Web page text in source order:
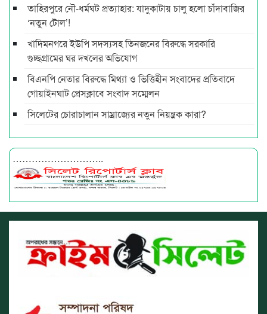
তাহিরপুরে নৌ-ধর্মঘট প্রত্যাহার: যাদুকাটায় চালু হলো চাঁদাবাজির
‘নতুন টোল’!
খাদিমনগরে ইউপি সদস্যসহ তিনজনের বিরুদ্ধে সরকারি
গুচ্ছগ্রামের ঘর দখলের অভিযোগ
বিএনপি নেতার বিরুদ্ধে মিথ্যা ও ভিত্তিহীন সংবাদের প্রতিবাদে
গোয়াইনঘাট প্রেসক্লাবে সংবাদ সম্মেলন
সিলেটের চোরাচালান সাম্রাজ্যের নতুন নিয়ন্ত্রক কারা?
………………………..